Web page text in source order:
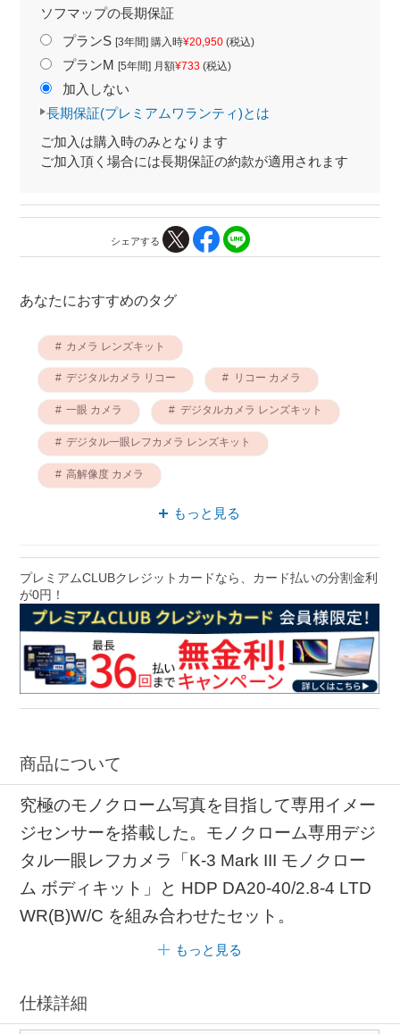
ソフマップの長期保証
プランS [3年間] 購入時¥20,950(税込)
プランM [5年間] 月額¥733(税込)
加入しない
長期保証(プレミアムワランティ)とは
ご加入は購入時のみとなります
ご加入頂く場合には長期保証の約款が適用されます
シェアする
あなたにおすすめのタグ
カメラ レンズキット
デジタルカメラ リコー リコー カメラ
一眼 カメラ デジタルカメラ レンズキット
デジタル一眼レフカメラ レンズキット
高解像度 カメラ
デジタル一眼レフカメラ リコー
もっと見る
プレミアムCLUBクレジットカードなら、カード払いの分割金利
が0円！
商品について
究極のモノクローム写真を目指して専用イメー
ジセンサーを搭載した。モノクローム専用デジ
タル一眼レフカメラ「K-3 Mark III モノクロー
ム ボディキット」と HDP DA20-40/2.8-4 LTD
WR(B)W/C を組み合わせたセット。
もっと見る
仕様詳細